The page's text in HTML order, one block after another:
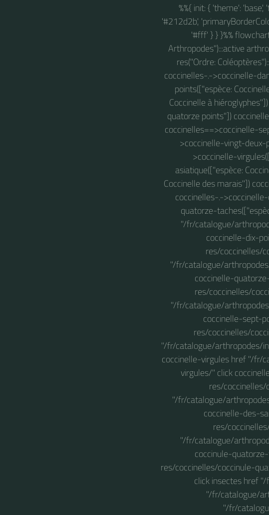
%%{ init: { 'theme':
'#212d2b',
'#fff' } } }%%
Arthropodes"):::active
res("Ordre:
coccinelles-.->coccinelle-
points(["espèce:
Coccinelle à
quatorze points"])
coccinelles==>coccinelle-
>coccinelle-vingt-deux-
>coccinelle-
asiatique(["espèce:
Coccinelle des marais"])
coccinelles-.-
quatorze-
"/fr/catalogue/
coccinelle-dix-
res/coccinelles/
"/fr/catalogue/
coccinelle-
res/coccinelles/
"/fr/catalogue/
coccinelle-sept-
res/coccinelles/
"/fr/catalogue/arthropodes/
coccinelle-virgules href "/fr/
virgules/" click
res/
"/fr/catalogue/
coccinelle-des-
res/
"/fr/catalogue/
coccinule-
res/coccinelles/coccinule-
click insectes href
"/fr/catalogue/
"/fr/